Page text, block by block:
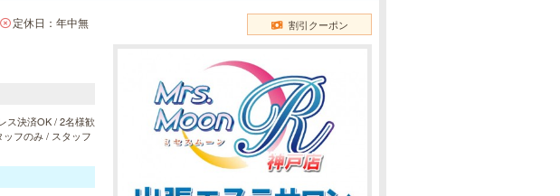
定休日：年中無
ス決済OK / 2名様歓
フのみ / スタッフ
割引クーポン